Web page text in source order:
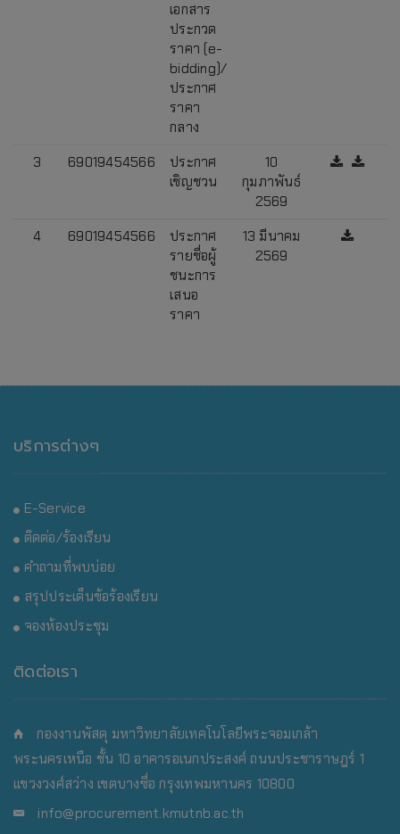
เอกสาร
ประกวด
ราคา (e-
bidding)/
ประกาศ
ราคา
กลาง
3 69019454566
ประกาศ
เชิญชวน
10
กุมภาพันธ์
2569
4
69019454566
ประกาศ
รายชื่อผู้
ชนะการ
เสนอ
ราคา
13 มีนาคม
2569
บริการต่างๆ
E-Service
ติดต่อ/ร้องเรียน
คำถามที่พบบ่อย
สรุปประเด็นข้อร้องเรียน
จองห้องประชุม
ติดต่อเรา
กองงานพัสดุ มหาวิทยาลัยเทคโนโลยีพระจอมเกล้า
พระนครเหนือ ชั้น 10 อาคารอเนกประสงค์ ถนนประชาราษฎร์ 1
แขวงวงศ์สว่าง เขตบางซื่อ กรุงเทพมหานคร 10800
info@procurement.kmutnb.ac.th